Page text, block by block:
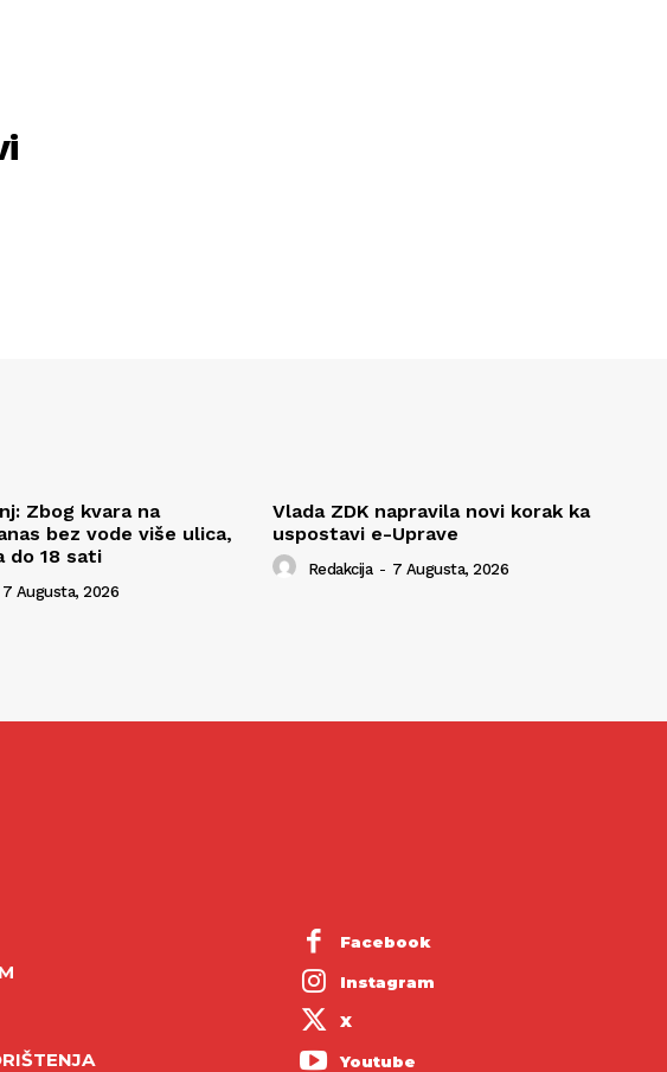
Zbog kvara na
bez vode više ulica,
do 18 sati
7 Augusta, 2026
Vlada ZDK napravila novi korak ka
uspostavi e-Uprave
Redakcija - 7 Augusta, 2026
Facebook
Instagram
X
Youtube